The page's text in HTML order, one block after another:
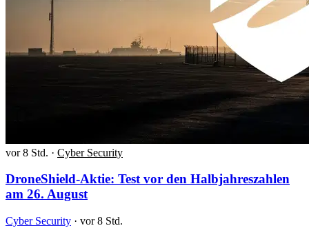
vor 8 Std. · Cyber Security
DroneShield-Aktie: Test vor den Halbjahreszahlen
am 26. August
Cyber Security · vor 8 Std.